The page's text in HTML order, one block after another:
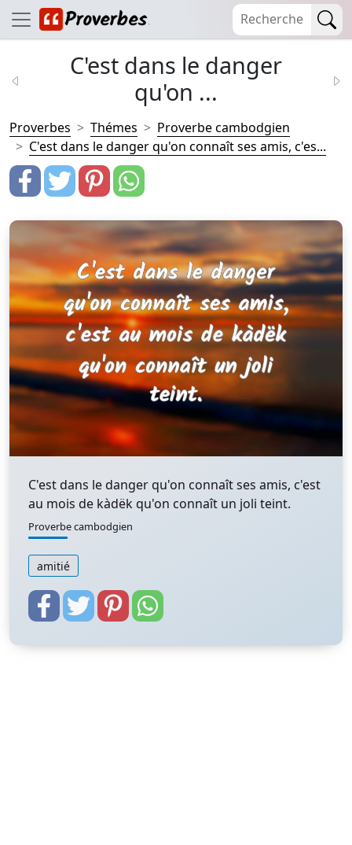
C'est dans le danger
qu'on ...
Proverbes Thémes
Proverbe cambodgien
C'est dans le danger qu'on connaît ses amis, c'es...
C'est dans le danger qu'on connaît ses amis, c'est
au mois de kàdëk qu'on connaît un joli teint.
Proverbe cambodgien
amitié